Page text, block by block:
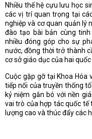
Nhiều thế hệ cựu lưu học
các vị trí quan trọng tại
nghiệp và cơ quan quản lý
đào tạo bài bản cùng
nhiều đóng góp cho sự
nước, đồng thời trở thành
cơ sở giáo dục của hai quốc
Cuộc gặp gỡ tại Khoa
tiếp nối của truyền thống
kỷ niệm gắn bó với nền
vai trò của hợp tác quốc
lượng cao và thúc đẩy các